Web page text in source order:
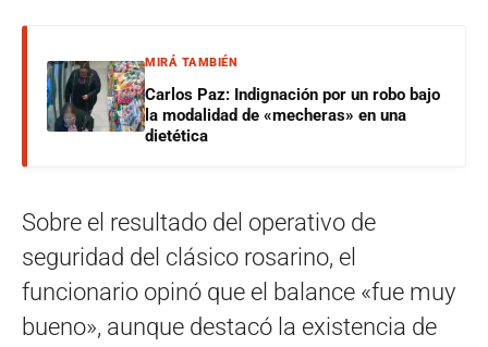
MIRÁ TAMBIÉN
Carlos Paz: Indignación por un robo bajo
la modalidad de «mecheras» en una
dietética
Sobre el resultado del operativo de
seguridad del clásico rosarino, el
funcionario opinó que el balance «fue muy
bueno», aunque destacó la existencia de